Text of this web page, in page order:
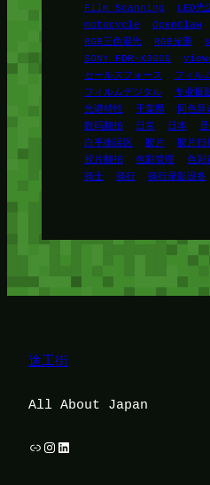
Film Scanning
LED光
motocycle
OpenClaw
RGB三色混光
RGB光源
SONY FDR-X3000
セールスフォース
フィル
フィルムデジタル
专业摄
光谱特性
千葉県 同色异
数码翻拍
日常 日本
白平衡误区
胶片 胶片扫
胶片翻拍
色彩管理 色彩
骑士
骑行 骑行录影设备
途工街
All About Japan
リンク Instagram LinkedIn